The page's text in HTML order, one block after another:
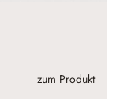
zum Produkt